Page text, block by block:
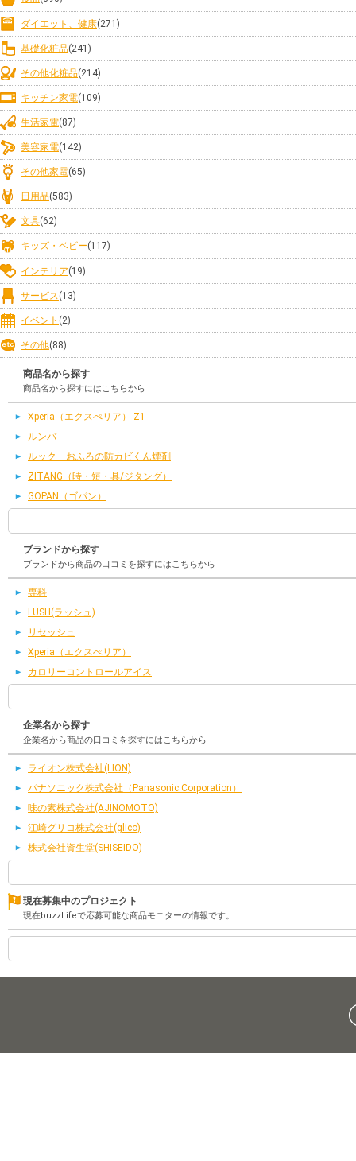
ダイエット、健康(271)
基礎化粧品(241)
その他化粧品(214)
キッチン家電(109)
生活家電(87)
美容家電(142)
その他家電(65)
日用品(583)
文具(62)
キッズ・ベビー(117)
インテリア(19)
サービス (13)
イベント (2)
その他(88)
商品名から探す
商品名から探すにはこちらから
Xperia（エクスぺリア） Z1
ルンバ
ルック おふろの防カビくん煙剤
ZITANG（時・短・具/ジタング）
GOPAN（ゴパン）
ブランドから探す
ブランドから商品の口コミを探すにはこちらから
専科
LUSH(ラッシュ)
リセッシュ
Xperia（エクスぺリア）
カロリーコントロールアイス
企業名から探す
企業名から商品の口コミを探すにはこちらから
ライオン株式会社(LION)
パナソニック株式会社（Panasonic Corporation）
味の素株式会社(AJINOMOTO)
江崎グリコ株式会社(glico)
株式会社資生堂(SHISEIDO)
現在募集中のプロジェクト
現在buzzLifeで応募可能な商品モニターの情報です。